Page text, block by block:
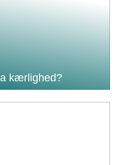
kærlighed?